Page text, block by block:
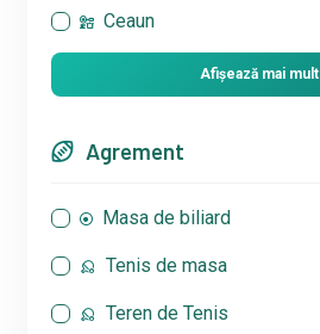
Ceaun
Afișează mai mult
Agrement
Masa de biliard
Tenis de masa
Teren de Tenis